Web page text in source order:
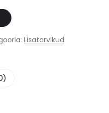
Lisatarvikud